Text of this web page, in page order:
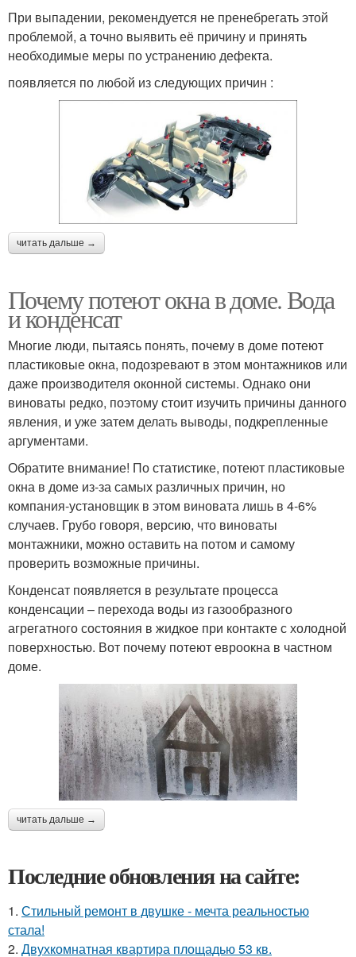
При выпадении, рекомендуется не пренебрегать этой
проблемой, а точно выявить её причину и принять
необходимые меры по устранению дефекта.
появляется по любой из следующих причин :
читать дальше →
Почему потеют окна в доме. Вода
и конденсат
Многие люди, пытаясь понять, почему в доме потеют
пластиковые окна, подозревают в этом монтажников или
даже производителя оконной системы. Однако они
виноваты редко, поэтому стоит изучить причины данного
явления, и уже затем делать выводы, подкрепленные
аргументами.
Обратите внимание! По статистике, потеют пластиковые
окна в доме из-за самых различных причин, но
компания-установщик в этом виновата лишь в 4-6%
случаев. Грубо говоря, версию, что виноваты
монтажники, можно оставить на потом и самому
проверить возможные причины.
Конденсат появляется в результате процесса
конденсации – перехода воды из газообразного
агрегатного состояния в жидкое при контакте с холодной
поверхностью. Вот почему потеют евроокна в частном
доме.
читать дальше →
Последние обновления на сайте:
1. Стильный ремонт в двушке - мечта реальностью
стала!
2. Двухкомнатная квартира площадью 53 кв.